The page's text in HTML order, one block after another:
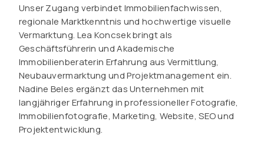
Unser Zugang verbindet Immobilienfachwissen,
regionale Marktkenntnis und hochwertige visuelle
Vermarktung. Lea Koncsek bringt als
Geschäftsführerin und Akademische
Immobilienberaterin Erfahrung aus Vermittlung,
Neubauvermarktung und Projektmanagement ein.
Nadine Beles ergänzt das Unternehmen mit
langjähriger Erfahrung in professioneller Fotografie,
Immobilienfotografie, Marketing, Website, SEO und
Projektentwicklung.